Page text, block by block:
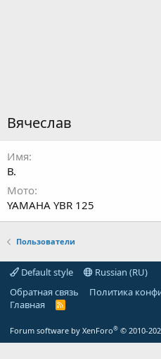
Вячеслав
Имя
В.
Мото
YAMAHA YBR 125
Пользователи
Default style
Russian (RU)
Обратная связь
Политика
Главная
R
Forum software by XenForo® © 2010-